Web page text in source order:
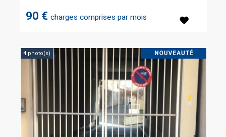
90 € charges comprises par mois
4 photo(s)